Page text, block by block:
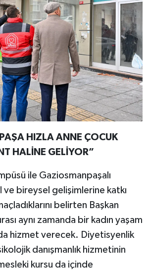
HIZLA ANNE ÇOCUK
HALİNE GELİYOR”
ile Gaziosmanpaşalı
ve bireysel gelişimlerine katkı
belirten Başkan
aynı zamanda bir kadın yaşam
hizmet verecek. Diyetisyenlik
danışmanlık hizmetinin
kursu da içinde